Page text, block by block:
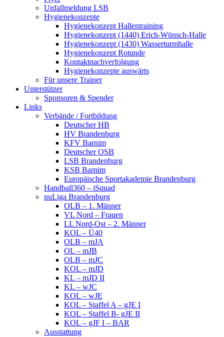
Unfallmeldung LSB
Hygienekonzepte
Hygienekonzept Hallentraining
Hygienekonzept (1440) Erich-Wünsch-Halle
Hygienekonzept (1430) Wasserturmhalle
Hygienekonzept Rotunde
Kontaktnachverfolgung
Hygienekonzepte auswärts
Für unsere Trainer
Unterstützer
Sponsoren & Spender
Links
Verbände / Fortbildung
Deutscher HB
HV Brandenburg
KFV Barnim
Deutscher OSB
LSB Brandenburg
KSB Barnim
Europäische Sportakademie Brandenburg
Handball360 – iSquad
nuLiga Brandenburg
OLB – 1. Männer
VL Nord – Frauen
LL Nord-Ost – 2. Männer
KOL – Ü40
OLB – mJA
OL – mJB
OLB – mJC
KOL – mJD
KL – mJD II
KL – wJC
KOL – wJE
KOL – Staffel A – gJE I
KOL – Staffel B- gJE II
KOL – gJF I – BAR
Ausstattung